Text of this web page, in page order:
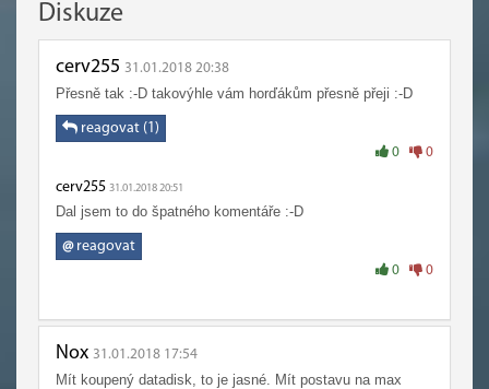
Diskuze
cerv255 31.01.2018 20:38
Přesně tak :-D takovýhle vám horďákům přesně přeji :-D
reagovat (1)
0 0
cerv255 31.01.2018 20:51
Dal jsem to do špatného komentáře :-D
@reagovat
0 0
Nox 31.01.2018 17:54
Mít koupený datadisk, to je jasné. Mít postavu na max